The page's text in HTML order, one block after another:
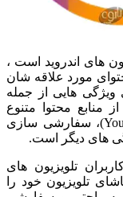
های اندروید است ،
مورد علاقه شان
ویژگی هایی از جمله
منابع محتوا متنوع
(مانند YouTube، Netflix، Amazon Prime Video)، سفارشی سازی
های دیگر است.
تلویزیون های
تلویزیون خود را